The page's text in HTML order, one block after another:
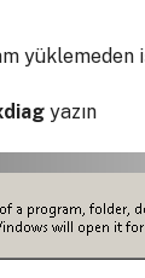
yüklemeden
yazın